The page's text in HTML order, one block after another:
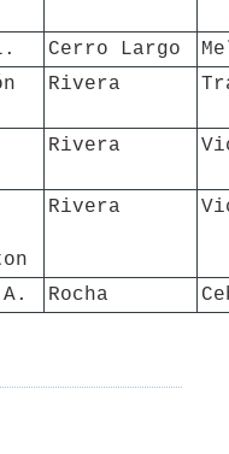
Cerro Largo
Rivera
Rivera
Rivera
Rocha